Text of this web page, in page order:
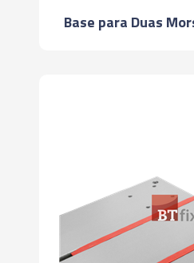
Base para Duas